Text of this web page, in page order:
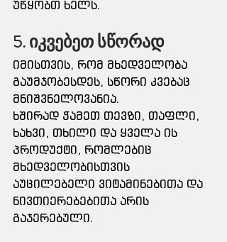
უწყობთ ხელს.
5. იკვებეთ სწორად
იმისთვის, რომ მხედველობა
გაუმჯობესდეს, სწორი კვებაც
მნიშვნელოვანია.
ხშირად ჭამეთ თევზი, თაფლი,
ხახვი, თხილი და ყველა ის
პროდუქტი, რომლებიც
მხედველობისთვის
აუცილებელი ვიტამინებითა და
ნივთიერებებითა არის
გაჯერებული.